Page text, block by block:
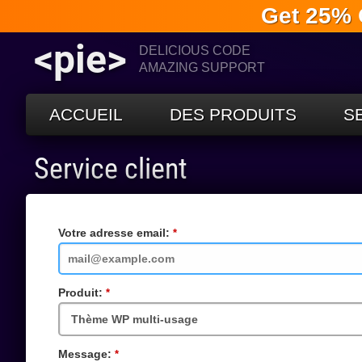
Get 25%
<pie>
DELICIOUS CODE
AMAZING SUPPORT
ACCUEIL DES PRODUITS
Service client
Votre adresse email:
requis
Produit:
requis
Message: